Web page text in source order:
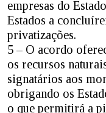
empresas do
Estados a
privatizações.
5 – O acordo
os recursos
signatários aos
obrigando os
o que permitirá a